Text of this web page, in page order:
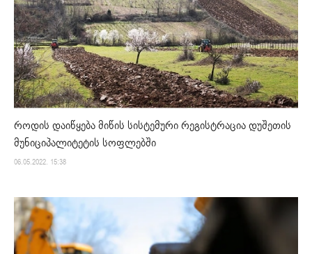
როდის დაიწყება მიწის სისტემური რეგისტრაცია დუშეთის
მუნიციპალიტეტის სოფლებში
06.05.2022. 15:38